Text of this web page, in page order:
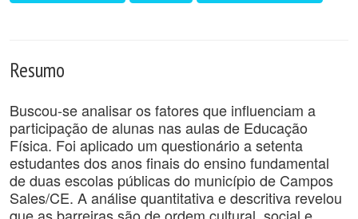
Resumo
Buscou-se analisar os fatores que influenciam a
participação de alunas nas aulas de Educação
Física. Foi aplicado um questionário a setenta
estudantes dos anos finais do ensino fundamental
de duas escolas públicas do município de Campos
Sales/CE. A análise quantitativa e descritiva revelou